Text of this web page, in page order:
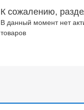
К сожалению,
В данный момент нет
товаров